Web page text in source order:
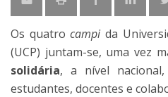
Os quatrocampida
(UCP) juntam-se, uma vez
solidária, a nível
estudantes, docentes e